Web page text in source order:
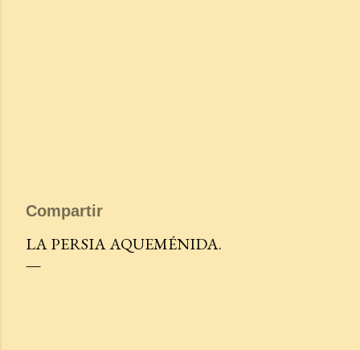
Compartir
LA PERSIA AQUEMÉNIDA.